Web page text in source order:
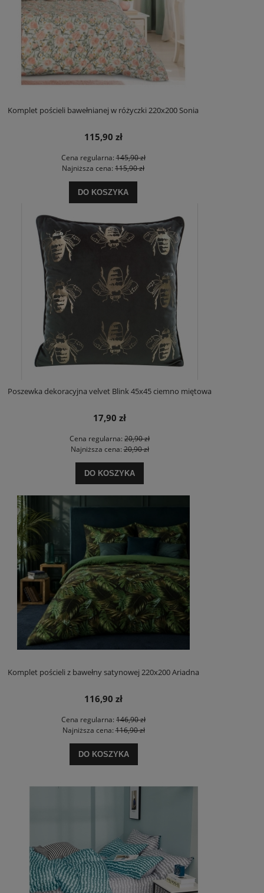
Komplet pościeli bawełnianej w różyczki 220x200 Sonia
115,90 zł
Cena regularna:145,90 zł
Najniższa cena: 115,90 zł
DO KOSZYKA
Poszewka dekoracyjna velvet Blink 45x45 ciemno miętowa
17,90 zł
Cena regularna: 20,90 zł
Najniższa cena:20,90 zł
DO KOSZYKA
Komplet pościeli z bawełny satynowej 220x200 Ariadna
116,90 zł
Cena regularna: 146,90 zł
Najniższa cena:116,90 zł
DO KOSZYKA